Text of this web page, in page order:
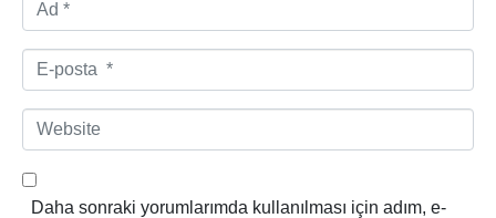
d
*
-
p
t
W
e
b
Daha sonraki yorumlarımda kullanılması için adım, e-